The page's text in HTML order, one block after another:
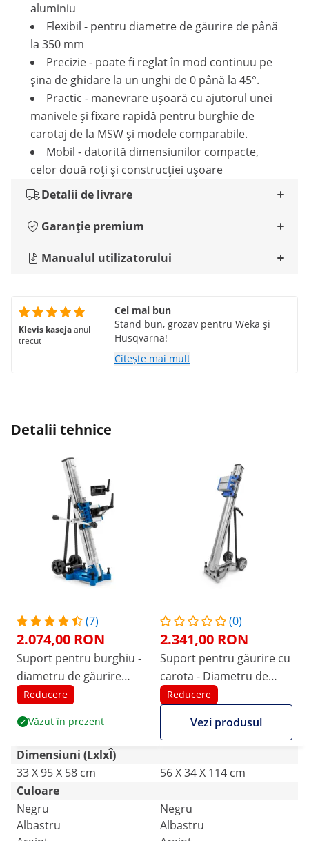
aluminiu
Flexibil - pentru diametre de găurire de până
la 350 mm
Precizie - poate fi reglat în mod continuu pe
șina de ghidare la un unghi de 0 până la 45°.
Practic - manevrare ușoară cu ajutorul unei
manivele și fixare rapidă pentru burghie de
carotaj de la MSW și modele comparabile.
Mobil - datorită dimensiunilor compacte,
celor două roți și construcției ușoare
Detalii de livrare
Garanție premium
Manualul utilizatorului
Klevis kasejaanul
trecut
Cel mai bun
Stand bun, grozav pentru Weka și
Husqvarna!
Citește mai mult
Detalii tehnice
(7)
2.074,00 RON
Suport pentru burghiu -
diametru de găurire
până la 350 mm
Reducere
Văzut în prezent
(0)
2.341,00 RON
Suport pentru găurire cu
carota - Diametru de
găurire până la 480 mm
Reducere
Vezi produsul
Dimensiuni (LxlxÎ)
33 X 95 X 58 cm
56 X 34 X 114 cm
Culoare
Negru
Albastru
Negru
Albastru